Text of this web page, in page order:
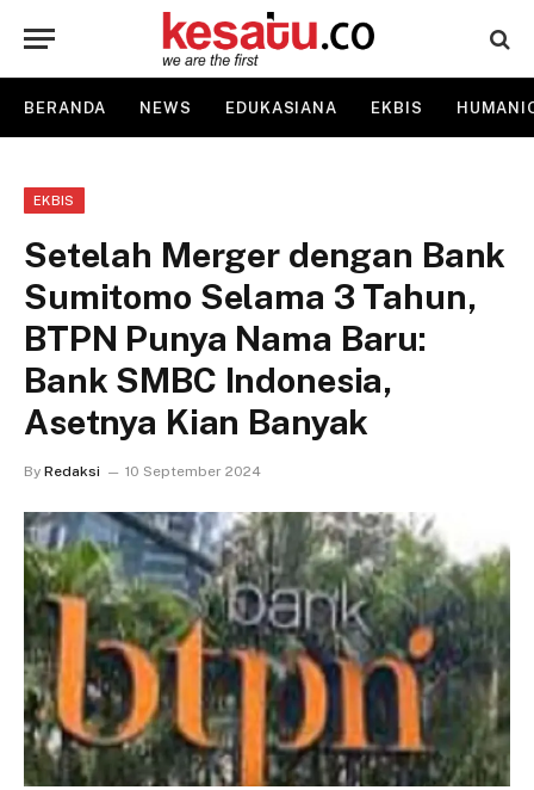
BERANDA NEWS EDUKASIANA EKBIS
EKBIS
Setelah Merger dengan Bank
Sumitomo Selama 3 Tahun,
BTPN Punya Nama Baru:
Bank SMBC Indonesia,
Asetnya Kian Banyak
By Redaksi 10 September 2024